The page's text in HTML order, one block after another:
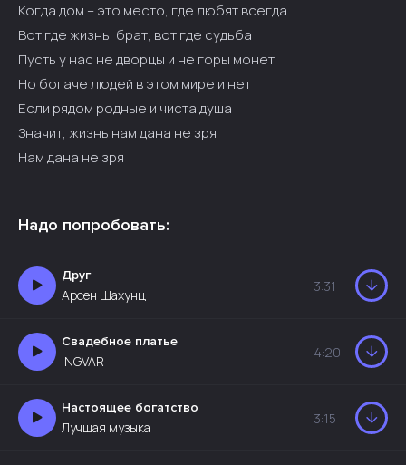
Когда дом – это место, где любят всегда
Вот где жизнь, брат, вот где судьба
Пусть у нас не дворцы и не горы монет
Но богаче людей в этом мире и нет
Если рядом родные и чиста душа
Значит, жизнь нам дана не зря
Нам дана не зря
Надо попробовать:
Друг
Арсен Шахунц
3:31
Свадебное платье
INGVAR
4:20
Настоящее богатство
Лучшая музыка
3:15